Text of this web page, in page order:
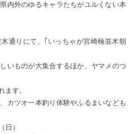
内外のゆるキャラたちがユルくない本
通りにて、｢いっちゃが宮崎楠並木朝
いものが大集合するほか、ヤマメのつ
ます。
カツオ一本釣り体験やふるまいなども
）